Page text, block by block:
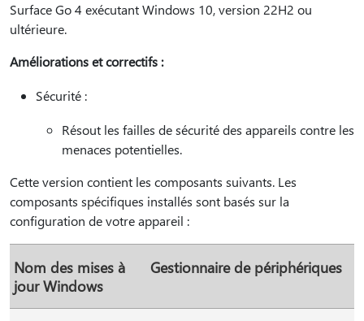
Surface Go 4 exécutant Windows 10, version 22H2 ou
ultérieure.
Améliorations et correctifs :
Sécurité :
Résout les failles de sécurité des appareils contre les
menaces potentielles.
Cette version contient les composants suivants. Les
composants spécifiques installés sont basés sur la
configuration de votre appareil :
Nom des mises à
jour Windows
Gestionnaire de périphériques